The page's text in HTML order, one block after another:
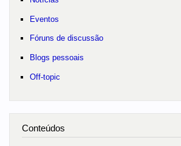
Eventos
Fóruns de discussão
Blogs pessoais
Off-topic
Conteúdos